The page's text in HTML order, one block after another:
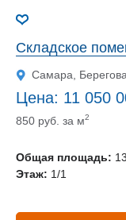
Складское
Самара,
Цена: 11 050
руб.
850 руб. за м2
Общая площадь:
Этаж: 1/1